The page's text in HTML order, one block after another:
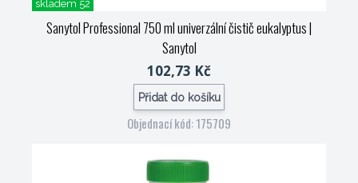
skladem 52
Sanytol Professional 750 ml univerzální čistič eukalyptus|
Sanytol
102,73 Kč
Přidat do košíku
Objednací kód: 175709